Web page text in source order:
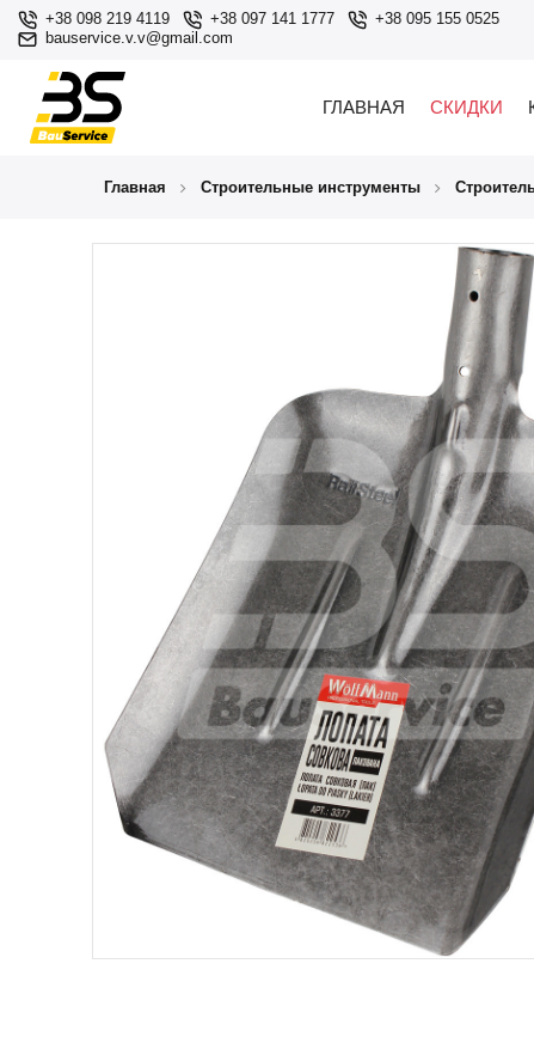
+38 098 219 4119 +38 097 141 1777
+38 095 155 0525
bauservice.v.v@gmail.com
ГЛАВНАЯ СКИДКИ
Главная Строительные инструменты